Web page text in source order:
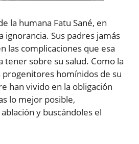
la humana Fatu Sané, en
ignorancia. Sus padres jamás
las complicaciones que esa
tener sobre su salud. Como la
homínidos de su
han vivido en la obligación
lo mejor posible,
y buscándoles el